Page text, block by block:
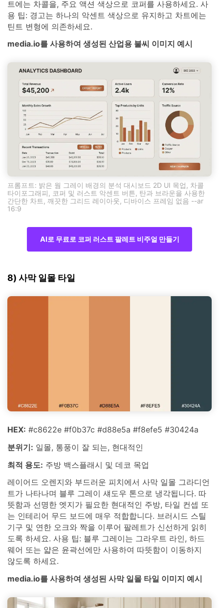
트에는 차콜을, 주요 액션 색상으로 코퍼를 사용하세요. 사
용 팁: 경고는 하나의 악센트 색상으로 유지하고 차트에는
틴트 변형에 의존하세요.
media.io를 사용하여 생성된 산업용 불씨 이미지 예시
프롬프트: 밝은 웜 그레이 배경의 분석 대시보드 2D UI 목업, 차콜
타이포그래피, 코퍼 및 러스트 악센트 버튼, 탄과 브라운을 사용한
간단한 차트, 깨끗한 그리드 레이아웃, 디바이스 프레임 없음 --ar
16:9
AI로 무료로 코퍼 러스트 팔레트 비주얼 만들기
8) 사막 일몰 타일
HEX: #c8622e #f0b37c #d88e5a #f8efe5 #30424a
분위기: 일몰, 통풍이 잘 되는, 현대적인
최적 용도: 주방 백스플래시 및 데코 목업
레이어드 오렌지와 부드러운 피치에서 사막 일몰 그라디언
트가 나타나며 블루 그레이 섀도우 톤으로 냉각됩니다. 따
뜻함과 선명한 엣지가 필요한 현대적인 주방, 타일 컨셉 또
는 인테리어 무드 보드에 매우 적합합니다. 브러시드 스틸
기구 및 연한 오크와 짝을 이루어 팔레트가 신선하게 읽히
도록 하세요. 사용 팁: 블루 그레이는 그라우트 라인, 하드
웨어 또는 얇은 윤곽선에만 사용하여 따뜻함이 이동하지
않도록 하세요.
media.io를 사용하여 생성된 사막 일몰 타일 이미지 예시